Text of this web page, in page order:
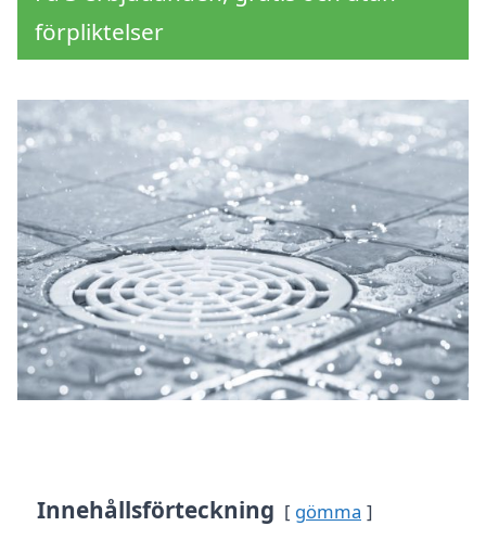
förpliktelser
Innehållsförteckning gömma